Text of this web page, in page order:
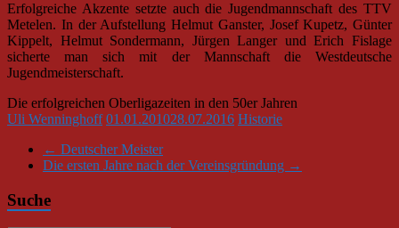
Erfolgreiche Akzente setzte auch die Jugendmannschaft des TTV
Metelen. In der Aufstellung Helmut Ganster, Josef Kupetz, Günter
Kippelt, Helmut Sondermann, Jürgen Langer und Erich Fislage
sicherte man sich mit der Mannschaft die Westdeutsche
Jugendmeisterschaft.
Die erfolgreichen Oberligazeiten in den 50er Jahren
Uli Wenninghoff 01.01.201028.07.2016 Historie
← Deutscher Meister
Die ersten Jahre nach der Vereinsgründung →
Suche